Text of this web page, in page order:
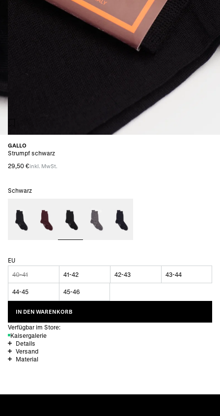
GALLO
Strumpf schwarz
29,50 €inkl. MwSt.
Schwarz
EU
40-41 41-42 42-43 43-44
44-45 45-46
IN DEN WARENKORB
Verfügbar im Store:
Kaisergalerie
Details
Versand
Material